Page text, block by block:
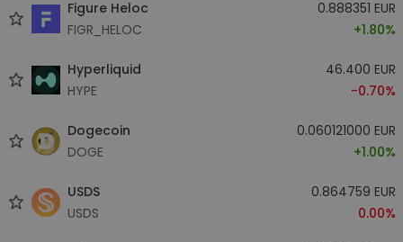
Figure Heloc
FIGR_HELOC
0.888351 EUR
+1.80%
Hyperliquid
HYPE
46.400 EUR
-0.70%
Dogecoin
DOGE
0.060121000 EUR
+1.00%
USDS
USDS
0.864759 EUR
0.00%